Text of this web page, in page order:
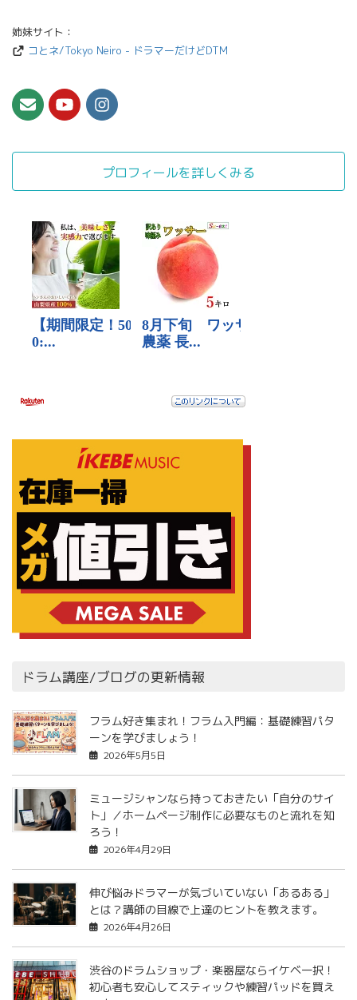
姉妹サイト：
コとネ/Tokyo Neiro - ドラマーだけどDTM
プロフィールを詳しくみる
ドラム講座/ブログの更新情報
フラム好き集まれ！フラム入門編：基礎練習パタ
ーンを学びましょう！
2026年5月5日
ミュージシャンなら持っておきたい「自分のサイ
ト」／ホームページ制作に必要なものと流れを知
ろう！
2026年4月29日
伸び悩みドラマーが気づいていない「あるある」
とは？講師の目線で上達のヒントを教えます。
2026年4月26日
渋谷のドラムショップ・楽器屋ならイケベ一択！
初心者も安心してスティックや練習パッドを買え